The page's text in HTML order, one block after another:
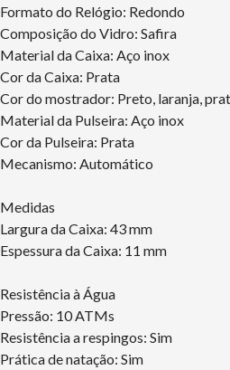
Formato do Relógio: Redondo
Composição do Vidro: Safira
Material da Caixa: Aço inox
Cor da Caixa: Prata
Cor do mostrador: Preto, laranja,
Material da Pulseira: Aço inox
Cor da Pulseira: Prata
Mecanismo: Automático
Medidas
Largura da Caixa: 43 mm
Espessura da Caixa: 11 mm
Resistência à Água
Pressão: 10 ATMs
Resistência a respingos: Sim
Prática de natação: Sim